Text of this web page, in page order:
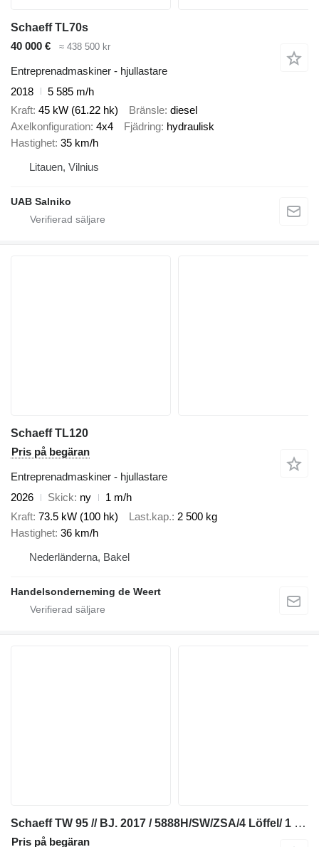
Schaeff TL70s
40 000 €
≈ 438 500 kr
Entreprenadmaskiner - hjullastare
2018
5 585 m/h
Kraft 45 kW (61.22 hk) Bränsle diesel
Axelkonfiguration 4x4 Fjädring hydraulisk
Hastighet 35 km/h
Litauen, Vilnius
UAB Salniko
Schaeff TL120
Pris på begäran
Entreprenadmaskiner - hjullastare
2026
Skick ny
1 m/h
Kraft 73.5 kW (100 hk) Last.kap. 2 500 kg
Hastighet 36 km/h
Nederländerna, Bakel
Handelsonderneming de Weert
Schaeff TW 95 // BJ. 2017 / 5888H/SW/ZSA/4 Löffel/ 1 Gabel
Pris på begäran